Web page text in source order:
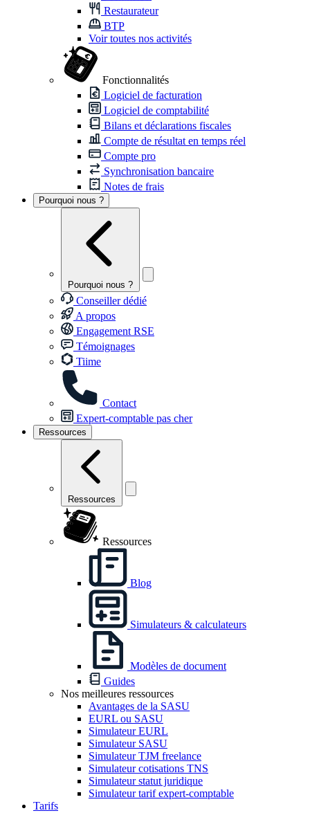
Restaurateur
BTP
Voir toutes nos activités
Fonctionnalités
Logiciel de facturation
Logiciel de comptabilité
Bilans et déclarations fiscales
Compte de résultat en temps réel
Compte pro
Synchronisation bancaire
Notes de frais
Pourquoi nous ?
Pourquoi nous ?
Conseiller dédié
A propos
Engagement RSE
Témoignages
Tiime
Contact
Expert-comptable pas cher
Ressources
Ressources
Ressources
Blog
Simulateurs & calculateurs
Modèles de document
Guides
Nos meilleures ressources
Avantages de la SASU
EURL ou SASU
Simulateur EURL
Simulateur SASU
Simulateur TJM freelance
Simulateur cotisations TNS
Simulateur statut juridique
Simulateur tarif expert-comptable
Tarifs